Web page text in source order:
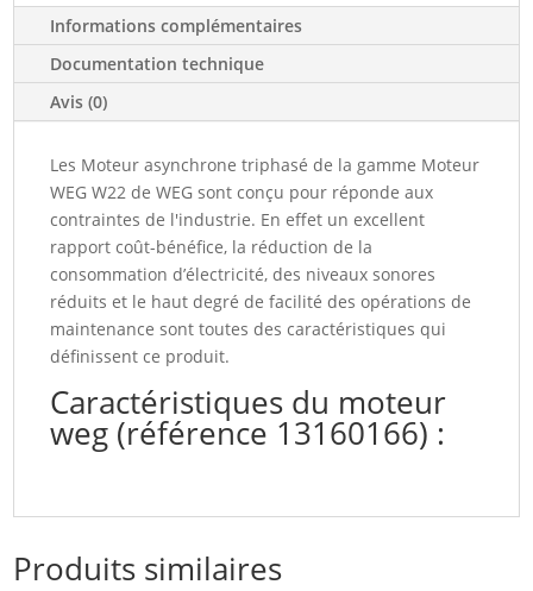
Informations complémentaires
Documentation technique
Avis (0)
Les Moteur asynchrone triphasé de la gamme Moteur
WEG W22 de WEG sont conçu pour réponde aux
contraintes de l'industrie. En effet un excellent
rapport coût-bénéfice, la réduction de la
consommation d’électricité, des niveaux sonores
réduits et le haut degré de facilité des opérations de
maintenance sont toutes des caractéristiques qui
définissent ce produit.
Caractéristiques du moteur
weg (référence 13160166) :
Produits similaires